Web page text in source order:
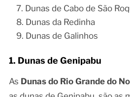
Dunas de Cabo de São
Dunas da Redinha
Dunas de Galinhos
1. Dunas de Genipabu
As Dunas do Rio Grande do